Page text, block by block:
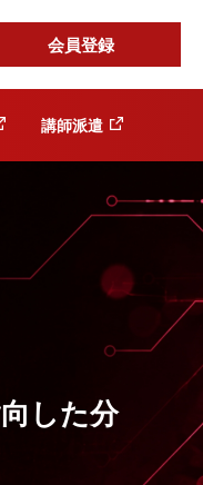
会員登録
講師派遣
した分